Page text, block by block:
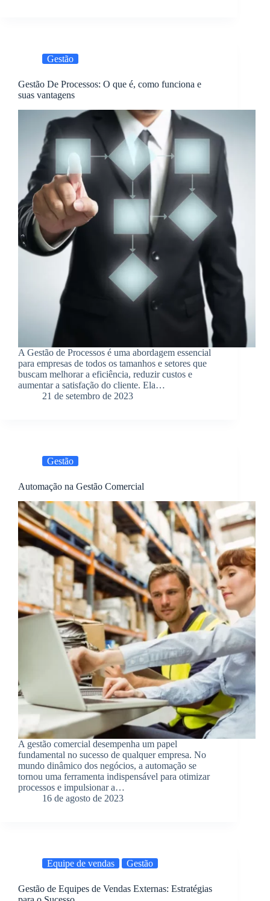
Gestão
Gestão De Processos: O que é, como funciona e
suas vantagens
A Gestão de Processos é uma abordagem essencial
para empresas de todos os tamanhos e setores que
buscam melhorar a eficiência, reduzir custos e
aumentar a satisfação do cliente. Ela…
21 de setembro de 2023
Gestão
Automação na Gestão Comercial
A gestão comercial desempenha um papel
fundamental no sucesso de qualquer empresa. No
mundo dinâmico dos negócios, a automação se
tornou uma ferramenta indispensável para otimizar
processos e impulsionar a…
16 de agosto de 2023
Equipe de vendas Gestão
Gestão de Equipes de Vendas Externas: Estratégias